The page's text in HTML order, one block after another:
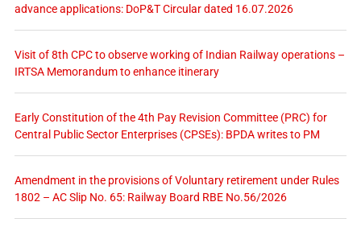
advance applications: DoP&T Circular dated 16.07.2026
Visit of 8th CPC to observe working of Indian Railway operations –
IRTSA Memorandum to enhance itinerary
Early Constitution of the 4th Pay Revision Committee (PRC) for
Central Public Sector Enterprises (CPSEs): BPDA writes to PM
Amendment in the provisions of Voluntary retirement under Rules
1802 – AC Slip No. 65: Railway Board RBE No.56/2026